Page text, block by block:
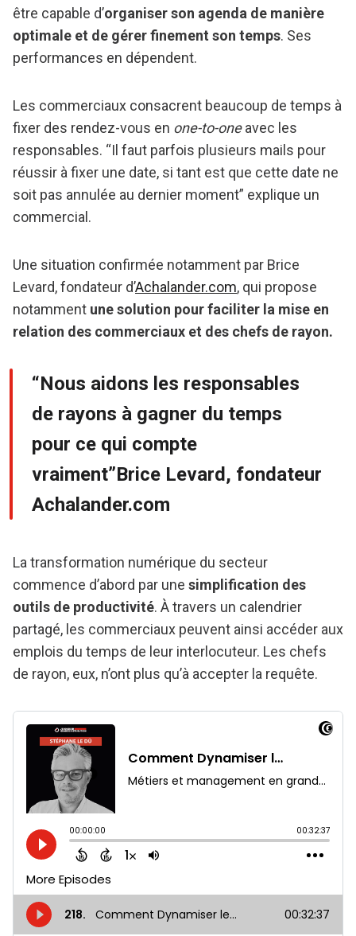
être capable d’organiser son agenda de manière
optimale et de gérer finement son temps. Ses
performances en dépendent.
Les commerciaux consacrent beaucoup de temps à
fixer des rendez-vous en one-to-oneavec les
responsables. “Il faut parfois plusieurs mails pour
réussir à fixer une date, si tant est que cette date ne
soit pas annulée au dernier moment” explique un
commercial.
Une situation confirmée notamment par Brice
Levard, fondateur d’Achalander.com, qui propose
notamment une solution pour faciliter la mise en
relation des commerciaux et des chefs de rayon.
“Nous aidons les responsables
de rayons à gagner du temps
pour ce qui compte
vraiment”Brice Levard, fondateur
Achalander.com
La transformation numérique du secteur
commence d’abord par une simplification des
outils de productivité. À travers un calendrier
partagé, les commerciaux peuvent ainsi accéder aux
emplois du temps de leur interlocuteur. Les chefs
de rayon, eux, n’ont plus qu’à accepter la requête.